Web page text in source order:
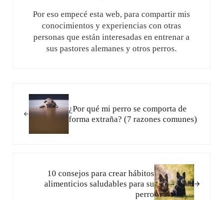
Por eso empecé esta web, para compartir mis
conocimientos y experiencias con otras
personas que están interesadas en entrenar a
sus pastores alemanes y otros perros.
¿Por qué mi perro se comporta de
forma extraña? (7 razones comunes)
10 consejos para crear hábitos
alimenticios saludables para su
perro